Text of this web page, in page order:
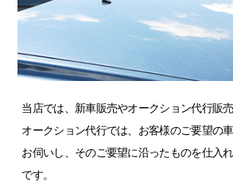
当店では、新車販売やオークション代行販
オークション代行では、お客様のご要望の
お伺いし、そのご要望に沿ったものを仕入
です。